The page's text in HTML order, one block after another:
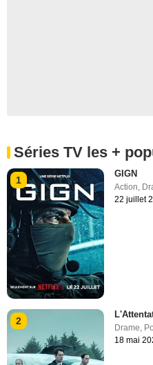
Séries TV les +
1
GIGN
Action,
22 juillet
2
Drame
18 mai